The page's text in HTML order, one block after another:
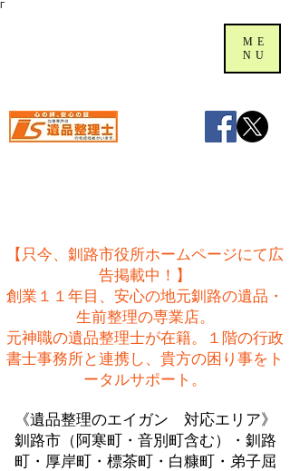
Γ
【只今、釧路市役所ホームページにて広
告掲載中！】
創業１１年目、安心の地元釧路の遺品・
生前整理の専業店。
​元神職の遺品整理士が在籍。１階の行政
書士事務所と連携し、貴方の困り事をト
ータルサポート。
《遺品整理のエイガン 対応エリア》
釧路市（阿寒町・音別町含む）・釧路
町・厚岸町・標茶町・白糠町・弟子屈
ME
NU